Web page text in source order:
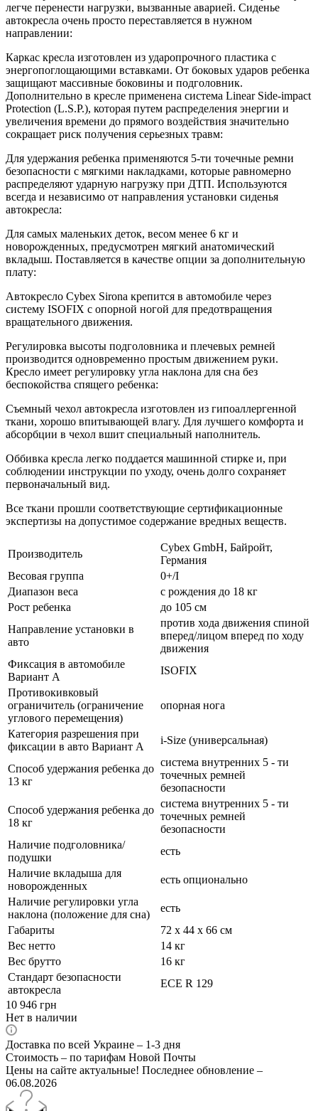
легче перенести нагрузки, вызванные аварией. Сиденье
автокресла очень просто переставляется в нужном
направлении:
Каркас кресла изготовлен из ударопрочного пластика с
энергопоглощающими вставками. От боковых ударов ребенка
защищают массивные боковины и подголовник.
Дополнительно в кресле применена система Linear Side-impact
Protection (L.S.P.), которая путем распределения энергии и
увеличения времени до прямого воздействия значительно
сокращает риск получения серьезных травм:
Для удержания ребенка применяются 5-ти точечные ремни
безопасности с мягкими накладками, которые равномерно
распределяют ударную нагрузку при ДТП. Используются
всегда и независимо от направления установки сиденья
автокресла:
Для самых маленьких деток, весом менее 6 кг и
новорожденных, предусмотрен мягкий анатомический
вкладыш. Поставляется в качестве опции за дополнительную
плату:
Автокресло Cybex Sirona крепится в автомобиле через
систему ISOFIX с опорной ногой для предотвращения
вращательного движения.
Регулировка высоты подголовника и плечевых ремней
производится одновременно простым движением руки.
Кресло имеет регулировку угла наклона для сна без
беспокойства спящего ребенка:
Cъемный чехол автокресла изготовлен из гипоаллергенной
ткани, хорошо впитывающей влагу. Для лучшего комфорта и
абсорбции в чехол вшит специальный наполнитель.
Оббивка кресла легко поддается машинной стирке и, при
соблюдении инструкции по уходу, очень долго сохраняет
первоначальный вид.
Все ткани прошли соответствующие сертификационные
экспертизы на допустимое содержание вредных веществ.
Производитель
Cybex GmbH, Байройт,
Германия
Весовая группа
0+/I
Диапазон веса
с рождения до 18 кг
Рост ребенка
до 105 см
Направление установки в
авто
против хода движения спиной
вперед/лицом вперед по ходу
движения
Фиксация в автомобиле
Вариант А
ISOFIX
Противокивковый
ограничитель (ограничение
углового перемещения)
опорная нога
Категория разрешения при
фиксации в авто Вариант А
i-Size (универсальная)
Способ удержания ребенка до
13 кг
система внутренних 5 - ти
точечных ремней
безопасности
Способ удержания ребенка до
18 кг
система внутренних 5 - ти
точечных ремней
безопасности
Наличие подголовника/
подушки
есть
Наличие вкладыша для
новорожденных
есть опционально
Наличие регулировки угла
наклона (положение для сна)
есть
Габариты
72 х 44 х 66 см
Вес нетто
14 кг
Вес брутто
16 кг
Стандарт безопасности
автокресла
ECE R 129
10 946 грн
Нет в наличии
Доставка по всей Украине – 1-3 дня
Стоимость – по тарифам Новой Почты
Цены на сайте актуальные! Последнее обновление –
06.08.2026